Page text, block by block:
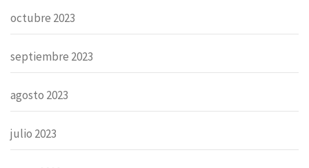
octubre 2023
septiembre 2023
agosto 2023
julio 2023